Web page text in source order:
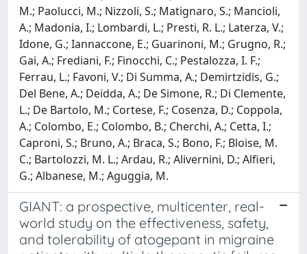
M.; Paolucci, M.; Nizzoli, S.; Matignaro, S.; Mancioli,
A.; Madonia, I.; Lombardi, L.; Presti, R. L.; Laterza, V.;
Idone, G.; Iannaccone, E.; Guarinoni, M.; Grugno, R.;
Gai, A.; Frediani, F.; Finocchi, C.; Pestalozza, I. F.;
Ferrau, L.; Favoni, V.; Di Summa, A.; Demirtzidis, G.;
Del Bene, A.; Deidda, A.; De Simone, R.; Di Clemente,
L.; De Bartolo, M.; Cortese, F.; Cosenza, D.; Coppola,
A.; Colombo, E.; Colombo, B.; Cherchi, A.; Cetta, I.;
Caproni, S.; Bruno, A.; Braca, S.; Bono, F.; Bloise, M.
C.; Bartolozzi, M. L.; Ardau, R.; Alivernini, D.; Alfieri,
G.; Albanese, M.; Aguggia, M.
GIANT: a prospective, multicenter, real-
world study on the effectiveness, safety,
and tolerability of atogepant in migraine